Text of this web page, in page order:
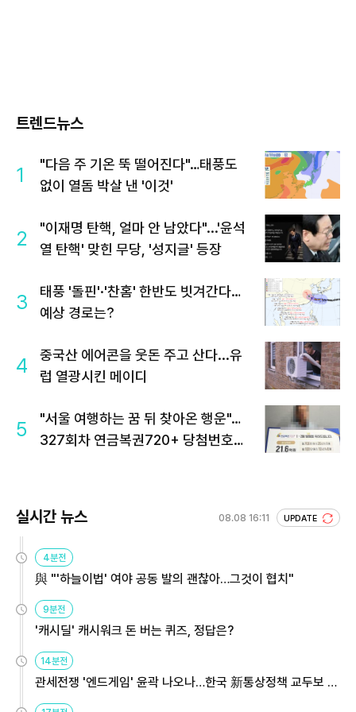
트렌드뉴스
1
"다음 주 기온 뚝 떨어진다"…태풍도
없이 열돔 박살 낸 '이것'
2
"이재명 탄핵, 얼마 안 남았다"...'윤석
열 탄핵' 맞힌 무당, '성지글' 등장
3
태풍 '돌핀'·'찬홈' 한반도 빗겨간다…
예상 경로는?
4
중국산 에어콘을 웃돈 주고 산다...유
럽 열광시킨 메이디
5
"서울 여행하는 꿈 뒤 찾아온 행운"…
327회차 연금복권720+ 당첨번호조
실시간 뉴스 08.08 16:11 UPDATE
4분전
與 "'하늘이법' 여야 공동 발의 괜찮아…그것이 협치"
9분전
'캐시딜' 캐시워크 돈 버는 퀴즈, 정답은?
14분전
관세전쟁 '엔드게임' 윤곽 나오나…한국 新통상정책 교두보 활
용해야